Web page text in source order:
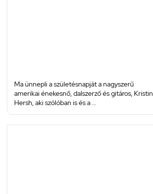
Ma ünnepli a születésnapját a nagyszerű
amerikai énekesnő, dalszerző és gitáros, Kristin
Hersh, aki szólóban is és a ...